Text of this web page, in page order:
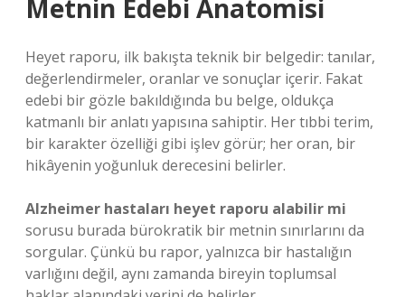
Metnin Edebi Anatomisi
Heyet raporu, ilk bakışta teknik bir belgedir: tanılar,
değerlendirmeler, oranlar ve sonuçlar içerir. Fakat
edebi bir gözle bakıldığında bu belge, oldukça
katmanlı bir anlatı yapısına sahiptir. Her tıbbi terim,
bir karakter özelliği gibi işlev görür; her oran, bir
hikâyenin yoğunluk derecesini belirler.
Alzheimer hastaları heyet raporu alabilir mi
sorusu burada bürokratik bir metnin sınırlarını da
sorgular. Çünkü bu rapor, yalnızca bir hastalığın
varlığını değil, aynı zamanda bireyin toplumsal